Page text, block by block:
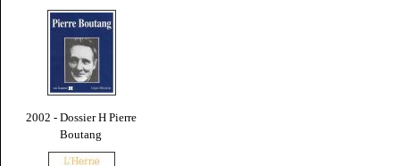
2002 - Dossier H Pierre
Boutang